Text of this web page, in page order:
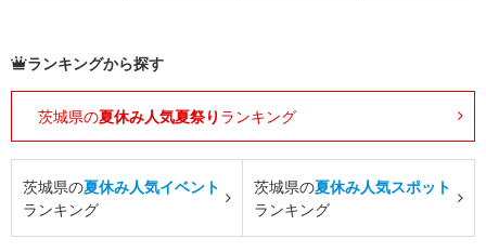
ランキングから探す
茨城県の夏休み人気夏祭り ランキング
茨城県の夏休み人気イベント
ランキング
茨城県の夏休み人気スポット
ランキング